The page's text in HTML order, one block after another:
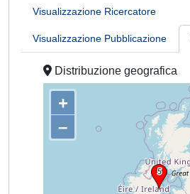
Visualizzazione Ricercatore
Visualizzazione Pubblicazione
Distribuzione geografica
+
–